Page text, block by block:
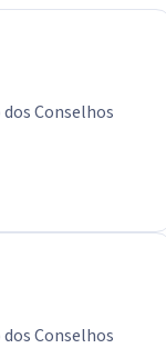
Conselhos
Conselhos